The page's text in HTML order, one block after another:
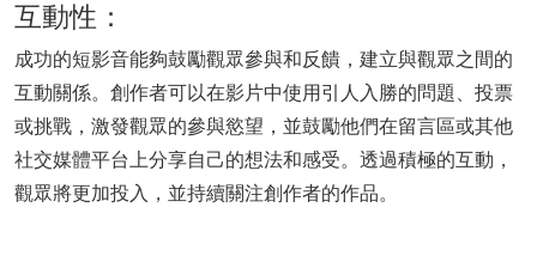
互動性：
成功的短影音能夠鼓勵觀眾參與和反饋，建立與觀眾之間的
互動關係。創作者可以在影片中使用引人入勝的問題、投票
或挑戰，激發觀眾的參與慾望，並鼓勵他們在留言區或其他
社交媒體平台上分享自己的想法和感受。透過積極的互動，
觀眾將更加投入，並持續關注創作者的作品。